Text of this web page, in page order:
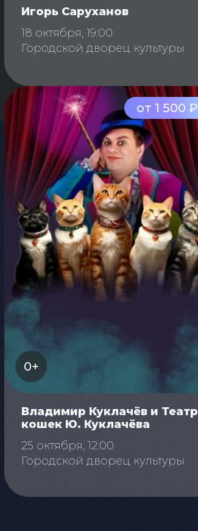
Игорь Саруханов
18 октября, 19:00
Городской дворец культуры
от 1 500 ₽
0+
Владимир Куклачёв и Театр
кошек Ю. Куклачёва
25 октября, 12:00
Городской дворец культуры